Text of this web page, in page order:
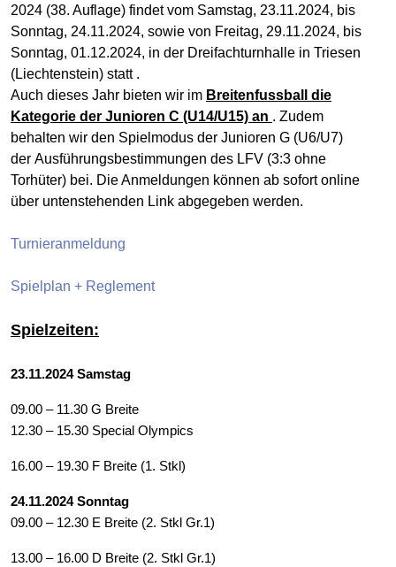
2024 (38. Auflage) findet vom Samstag, 23.11.2024, bis
Sonntag, 24.11.2024, sowie von Freitag, 29.11.2024, bis
Sonntag, 01.12.2024, in der Dreifachturnhalle in Triesen
(Liechtenstein) statt .
Auch dieses Jahr bieten wir im Breitenfussball die
Kategorie der Junioren C (U14/U15) an . Zudem
behalten wir den Spielmodus der Junioren G (U6/U7)
der Ausführungsbestimmungen des LFV (3:3 ohne
Torhüter) bei. Die Anmeldungen können ab sofort online
über untenstehenden Link abgegeben werden.
Turnieranmeldung
Spielplan + Reglement
Spielzeiten:
23.11.2024 Samstag
09.00 – 11.30 G Breite
12.30 – 15.30 Special Olympics
16.00 – 19.30 F Breite (1. Stkl)
24.11.2024 Sonntag
09.00 – 12.30 E Breite (2. Stkl Gr.1)
13.00 – 16.00 D Breite (2. Stkl Gr.1)